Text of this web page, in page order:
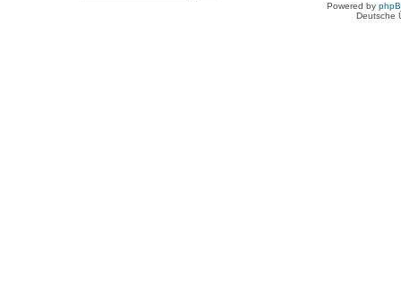
Powered by
Deutsche